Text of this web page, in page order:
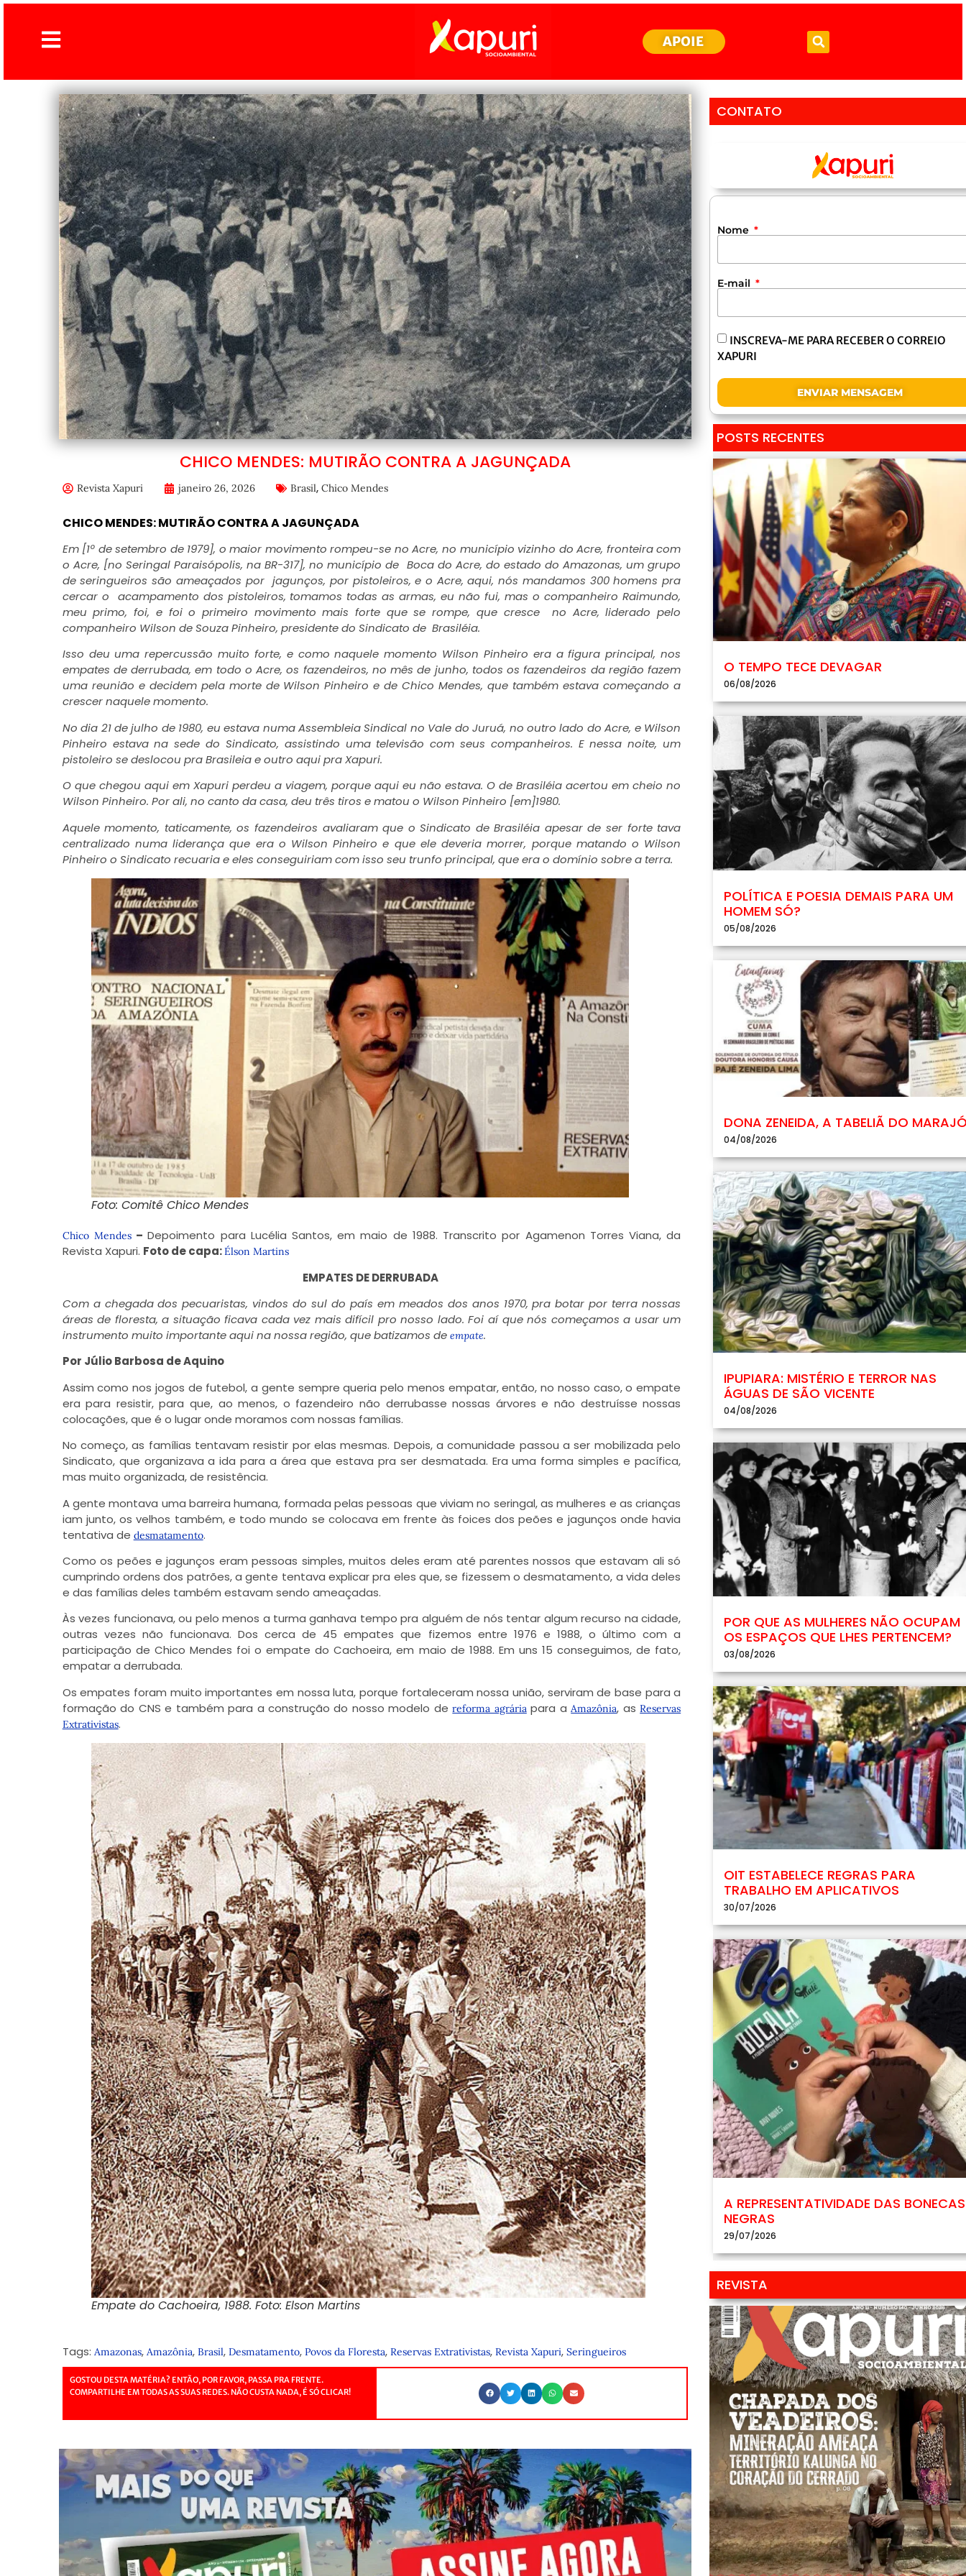
APOIE
CHICO MENDES: MUTIRÃO CONTRA A JAGUNÇADA
Revista Xapuri janeiro 26, 2026 Brasil, Chico Mendes
CHICO MENDES: MUTIRÃO CONTRA A JAGUNÇADA
Em [1º de setembro de 1979], o maior movimento rompeu-se no Acre, no município vizinho do Acre, fronteira com
o Acre, [no Seringal Paraisópolis, na BR-317], no município de Boca do Acre, do estado do Amazonas, um grupo
de seringueiros são ameaçados por jagunços, por pistoleiros, e o Acre, aqui, nós mandamos 300 homens pra
cercar o acampamento dos pistoleiros, tomamos todas as armas, eu não fui, mas o companheiro Raimundo,
meu primo, foi, e foi o primeiro movimento mais forte que se rompe, que cresce no Acre, liderado pelo
companheiro Wilson de Souza Pinheiro, presidente do Sindicato de Brasiléia.
Isso deu uma repercussão muito forte, e como naquele momento Wilson Pinheiro era a figura principal, nos
empates de derrubada, em todo o Acre, os fazendeiros, no mês de junho, todos os fazendeiros da região fazem
uma reunião e decidem pela morte de Wilson Pinheiro e de Chico Mendes, que também estava começando a
crescer naquele momento.
No dia 21 de julho de 1980, eu estava numa Assembleia Sindical no Vale do Juruá, no outro lado do Acre, e Wilson
Pinheiro estava na sede do Sindicato, assistindo uma televisão com seus companheiros. E nessa noite, um
pistoleiro se deslocou pra Brasileia e outro aqui pra Xapuri.
O que chegou aqui em Xapuri perdeu a viagem, porque aqui eu não estava. O deBrasiléia acertou em cheio no
Wilson Pinheiro. Por ali, no canto da casa, deu três tiros e matou o Wilson Pinheiro [em]1980.
Aquele momento, taticamente, os fazendeiros avaliaram que o Sindicato de Brasiléia apesar de ser forte tava
centralizado numa liderança que era o Wilson Pinheiro e que ele deveria morrer, porque matando o Wilson
Pinheiro o Sindicato recuaria e eles conseguiriam com isso seu trunfo principal, que era o domínio sobre a terra.
Foto: Comitê Chico Mendes
Chico Mendes–Depoimento para Lucélia Santos, em maio de 1988. Transcrito por Agamenon Torres Viana, da
Revista Xapuri. Foto de capa:Élson Martins
EMPATES DE DERRUBADA
Com a chegada dos pecuaristas, vindos do sul do país em meados dos anos 1970, pra botar por terra nossas
áreas de floresta, a situação ficava cada vez mais difícil pro nosso lado. Foi aí que nós começamos a usar um
instrumento muito importante aqui na nossa região, que batizamos de empate.
Por Júlio Barbosa de Aquino
Assim como nos jogos de futebol, a gente sempre queria pelo menos empatar, então, no nosso caso, o empate
era para resistir, para que, ao menos, o fazendeiro não derrubasse nossas árvores e não destruísse nossas
colocações, que é o lugar onde moramos com nossas famílias.
No começo, as famílias tentavam resistir por elas mesmas. Depois, a comunidade passou a ser mobilizada pelo
Sindicato, que organizava a ida para a área que estava pra ser desmatada. Era uma forma simples e pacífica,
mas muito organizada, de resistência.
A gente montava uma barreira humana, formada pelas pessoas que viviam no seringal, as mulheres e as crianças
iam junto, os velhos também, e todo mundo se colocava em frente às foices dos peões e jagunços onde havia
tentativa de desmatamento.
Como os peões e jagunços eram pessoas simples, muitos deles eram até parentes nossos que estavam ali só
cumprindo ordens dos patrões, a gente tentava explicar pra eles que, se fizessem o desmatamento, a vida deles
e das famílias deles também estavam sendo ameaçadas.
Às vezes funcionava, ou pelo menos a turma ganhava tempo pra alguém de nós tentar algum recurso na cidade,
outras vezes não funcionava. Dos cerca de 45 empates que fizemos entre 1976 e 1988, o último com a
participação de Chico Mendes foi o empate do Cachoeira, em maio de 1988. Em uns 15 conseguimos, de fato,
empatar a derrubada.
Os empates foram muito importantes em nossa luta, porque fortaleceram nossa união, serviram de base para a
formação do CNS e também para a construção do nosso modelo dereforma agráriapara aAmazônia, asReservas
Extrativistas.
Empate do Cachoeira, 1988. Foto: Elson Martins
Tags: Amazonas, Amazônia, Brasil, Desmatamento, Povos da Floresta, Reservas Extrativistas, Revista Xapuri, Seringueiros
GOSTOU DESTA MATÉRIA? ENTÃO, POR FAVOR, PASSA PRA FRENTE.
COMPARTILHE EM TODAS AS SUAS REDES. NÃO CUSTA NADA, É SÓ CLICAR!
CONTATO
Nome
E-mail
INSCREVA-ME PARA RECEBER O CORREIO
XAPURI
ENVIAR MENSAGEM
POSTS RECENTES
O TEMPO TECE DEVAGAR
06/08/2026
POLÍTICA E POESIA DEMAIS PARA UM
HOMEM SÓ?
05/08/2026
DONA ZENEIDA, A TABELIÃ DO
04/08/2026
IPUPIARA: MISTÉRIO E TERROR NAS
ÁGUAS DE SÃO VICENTE
04/08/2026
POR QUE AS MULHERES NÃO OCUPAM
OS ESPAÇOS QUE LHES PERTENCEM?
03/08/2026
OIT ESTABELECE REGRAS PARA
TRABALHO EM APLICATIVOS
30/07/2026
A REPRESENTATIVIDADE DAS BONECAS
NEGRAS
29/07/2026
REVISTA